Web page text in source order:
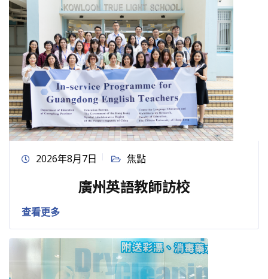
2026年8月7日 焦點
廣州英語教師訪校
查看更多